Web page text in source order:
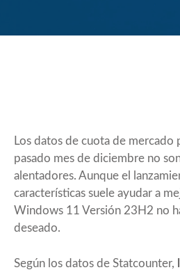
Los datos de cuota de mercado
pasado mes de diciembre no
alentadores. Aunque el
características suele ayudar a
Windows 11 Versión 23H2 no
deseado.
Según los datos de Statcounter,